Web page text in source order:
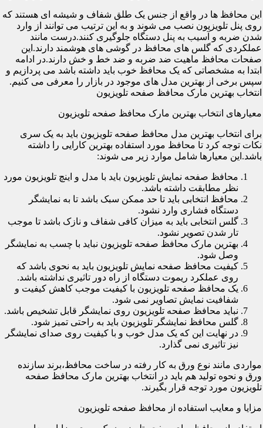
این محافظ ها در واقع از جنس یک طلق شفاف و شیشه ای هستند که
روی پنل تلویزیون نصب می شوند و به این ترتیب می توانند از وارد
شدن ضربه و آسیب به پنل دستگاه جلوگیری کنند.درست مانند
عملکردی که گلس های محافظ در گوشی های هوشمند دارند.این
صفحات محافظ ماهیت ضد ضربه و ضد خط و خش دارند.در ادامه
ابتدا به مشخصاتی که یک محافظ خوب باید داشته باشد می پردازیم و
سپس برخی از بهترین مدل های موجود در بازار را معرفی می کنیم.
انتخاب بهترین مارک محافظ صفحه تلویزیون
معیارهای انتخاب بهترین مارک محافظ صفحه تلویزیون
برای انتخاب بهترین مدل محافظ صفحه تلویزیون باید به یک سری
نکات توجه کرد تا محافظ مورد استفاده بهترین کارایی را داشته
باشد.این معیارها شامل موارد زیر می شوند:
محافظ صفحه نمایش تلویزیون باید با مدل و اینچ تلویزیون مورد
نظر مطابقت داشته باشد.
محافظ انتخابی باید تا حد ممکن سبک باشد تا به نمایشگر
دستگاه فشاری وارد نشود.
گلس انتخابی باید به میزان کافی شفاف و نازک باشد تا موجب
تار شدن تصویر نشود.
بهترین مارک محافظ صفحه تلویزیون نباید با چسب به نمایشگر
وصل شود.
کیفیت محافظ صفحه نمایش تلویزیون باید به نحوی باشد که
روی عملکرد ریموت دستگاه از راه دور تاثیری نداشته باشد.
یک محافظ صفحه تلویزیون با کیفیت موجب کاهش کیفیت و
شفافیت نمایش تصاویر نمی شود.
نباید محافظ صفحه تلویزیون روی نمایشگر قابل تشخیص باشد.
گلس محافظ نمایشگر تلویزیون باید به راحتی تمیز شود.
در نهایت این که یک مدل خوب و با کیفیت روی صدای نمایشگر
نیز تاثیری نمی گذارد.
مواردی مانند نوع ورق به کار رفته در ساخت محافظ،برند سازنده
ورق و نحوه تولید هم باید در انتخاب بهترین مارک محافظ صفحه
تلویزیون مورد توجه قرار بگیرند.
مزایا و معایب استفاده از محافظ صفحه تلویزیون